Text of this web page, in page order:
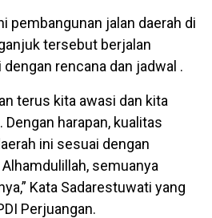
pembangunan jalan daerah di
tersebut berjalan
rencana dan jadwal .
terus kita awasi dan kita
harapan, kualitas
ini sesuai dengan
semuanya
Kata Sadarestuwati yang
Perjuangan.